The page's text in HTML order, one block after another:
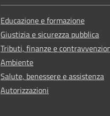
Educazione e formazione
Giustizia e sicurezza pubblica
Tributi, finanze e
Ambiente
Salute, benessere e assistenza
Autorizzazioni